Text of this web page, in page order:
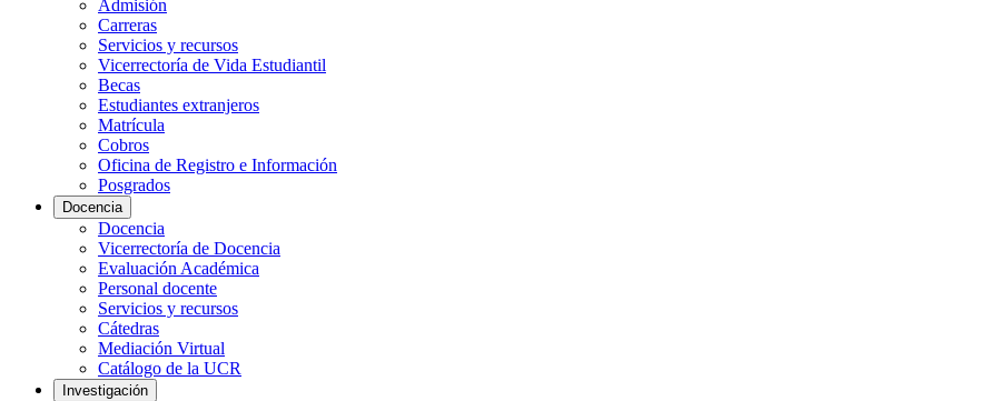
Admisión
Carreras
Servicios y recursos
Vicerrectoría de Vida Estudiantil
Becas
Estudiantes extranjeros
Matrícula
Cobros
Oficina de Registro e Información
Posgrados
Docencia
Docencia
Vicerrectoría de Docencia
Evaluación Académica
Personal docente
Servicios y recursos
Cátedras
Mediación Virtual
Catálogo de la UCR
Investigación